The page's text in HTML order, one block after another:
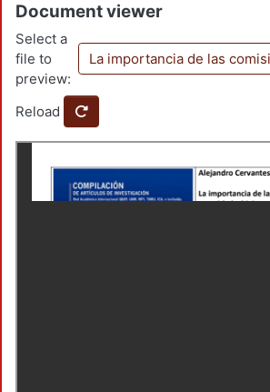
Document viewer
Select a
file to
preview:
La importancia de las
Reload